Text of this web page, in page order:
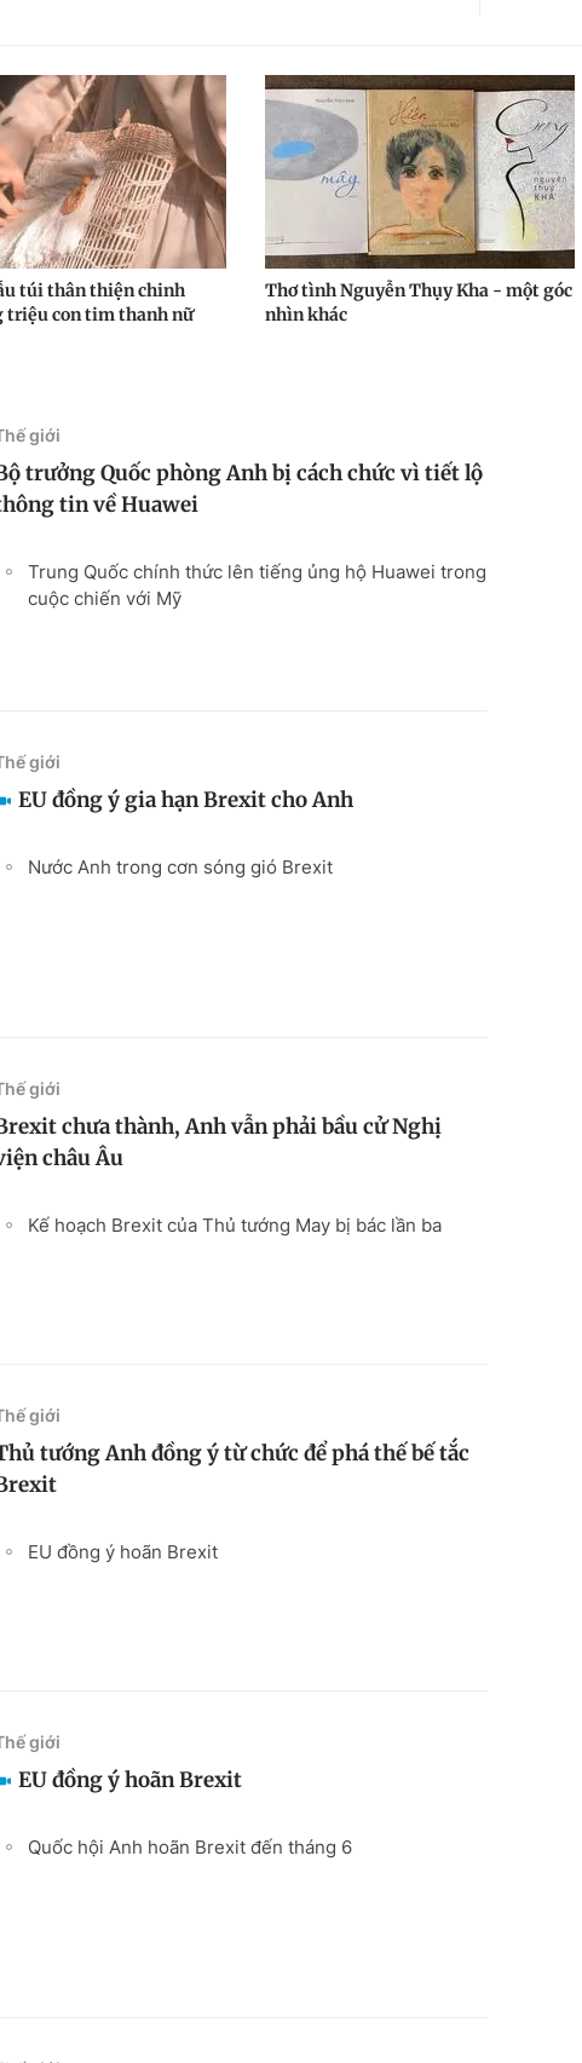
túi thân thiện chinh
triệu con tim thanh nữ
Thơ tình Nguyễn Thụy Kha - một góc
nhìn khác
giới
trưởng Quốc phòng Anh bị cách chức vì tiết lộ
tin về Huawei
Trung Quốc chính thức lên tiếng ủng hộ Huawei trong
cuộc chiến với Mỹ
giới
EU đồng ý gia hạn Brexit cho Anh
Nước Anh trong cơn sóng gió Brexit
giới
chưa thành, Anh vẫn phải bầu cử Nghị
châu Âu
Kế hoạch Brexit của Thủ tướng May bị bác lần ba
giới
tướng Anh đồng ý từ chức để phá thế bế tắc
EU đồng ý hoãn Brexit
giới
EU đồng ý hoãn Brexit
Quốc hội Anh hoãn Brexit đến tháng 6